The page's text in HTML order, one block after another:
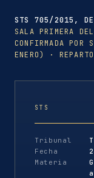
STS 705/2015,
SALA PRIMERA
CONFIRMADA
ENERO) ·
STS
Tribunal
Fecha
Materia